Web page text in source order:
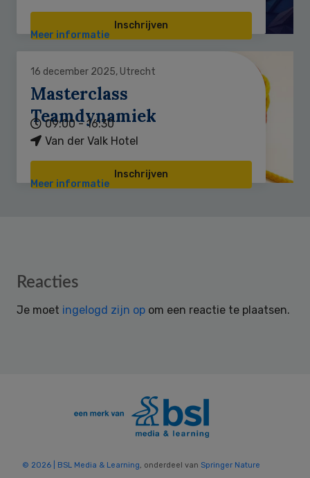
Inschrijven
Meer informatie
16 december 2025, Utrecht
Masterclass
Teamdynamiek
09:00 - 16:30
Van der Valk Hotel
Inschrijven
Meer informatie
Reader
Reacties
Je moet ingelogd zijn op om een reactie te plaatsen.
© 2026 | BSL Media & Learning, onderdeel van Springer Nature